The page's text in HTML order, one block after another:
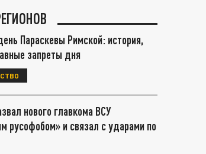
Параскевы Римской: история,
запреты дня
нового главкома ВСУ
русофобом» и связал с ударами по